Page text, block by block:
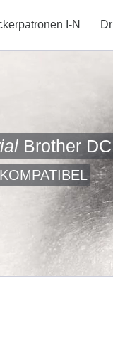
I-N
Brother